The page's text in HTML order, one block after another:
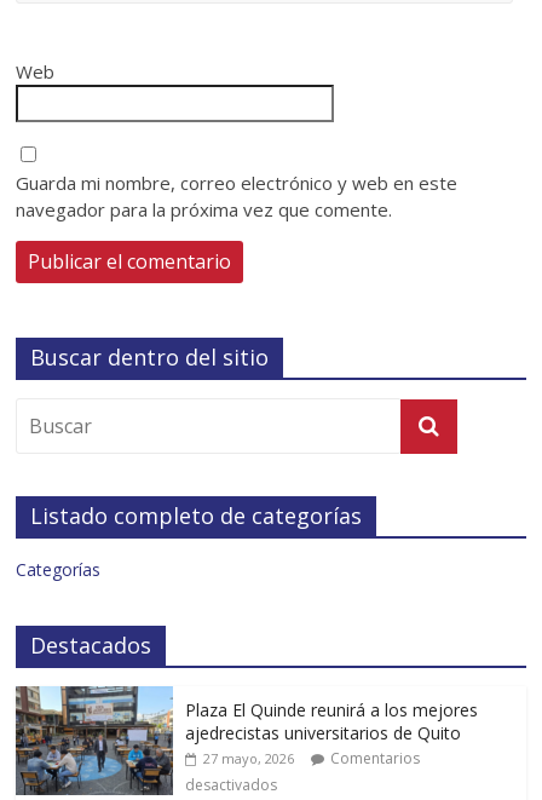
Web
Guarda mi nombre, correo electrónico y web en este
navegador para la próxima vez que comente.
Buscar dentro del sitio
Listado completo de categorías
Categorías
Destacados
Plaza El Quinde reunirá a los mejores
ajedrecistas universitarios de Quito
27 mayo, 2026
Comentarios
desactivados